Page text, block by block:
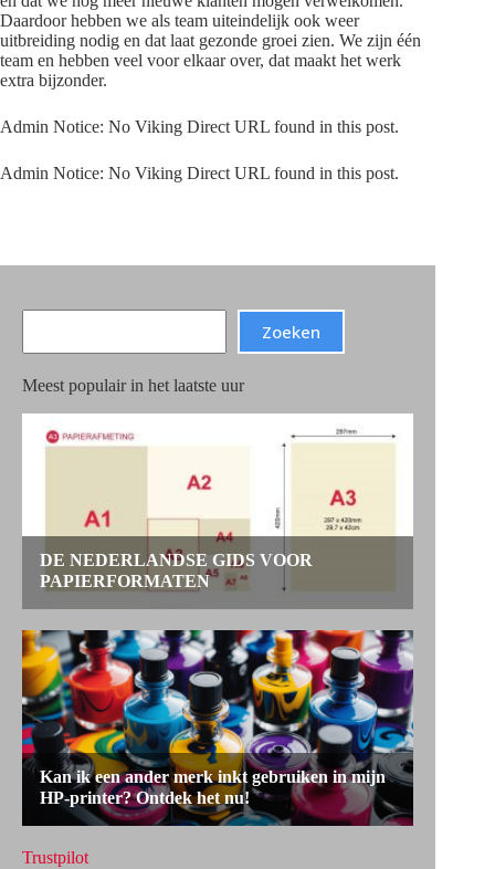
Daardoor hebben we als team uiteindelijk ook weer
uitbreiding nodig en dat laat gezonde groei zien. We zijn één
team en hebben veel voor elkaar over, dat maakt het werk
extra bijzonder.
Admin Notice: No Viking Direct URL found in this post.
Admin Notice: No Viking Direct URL found in this post.
Zoeken
Meest populair in het laatste uur
Trustpilot